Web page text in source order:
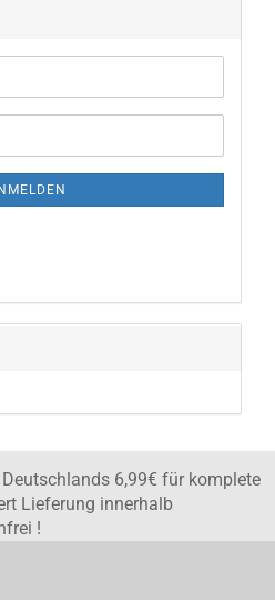
6,99€ für komplete
Lieferung innerhalb
!